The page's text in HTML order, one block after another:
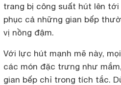
trang bị công suất hút lên
phục cả những gian bếp
vị nồng đậm.
Với lực hút mạnh mẽ này,
các món đặc trưng như
gian bếp chỉ trong tích tắc.